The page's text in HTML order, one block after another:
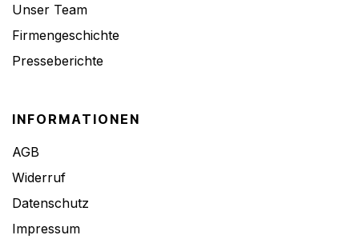
Unser Team
Firmengeschichte
Presseberichte
INFORMATIONEN
AGB
Widerruf
Datenschutz
Impressum